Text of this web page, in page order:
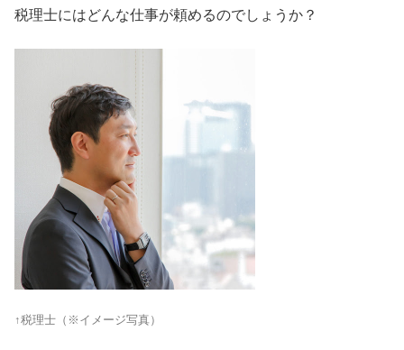
税理士にはどんな仕事が頼めるのでしょうか？
↑税理士（※イメージ写真）